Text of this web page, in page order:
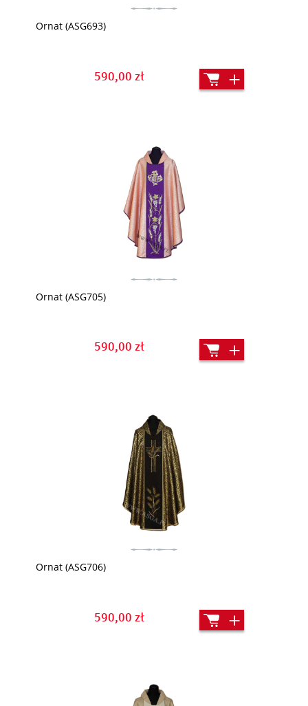
Ornat (ASG693)
590,00 zł
Ornat (ASG705)
590,00 zł
Ornat (ASG706)
590,00 zł